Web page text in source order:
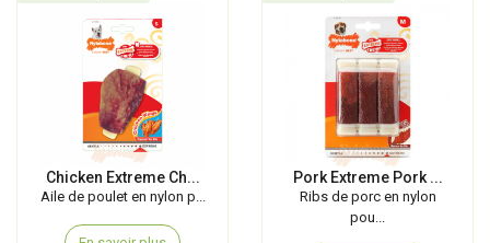
Chicken Extreme Ch...
Aile de poulet en nylon p...
Pork Extreme Pork ...
Ribs de porc en nylon
pou...